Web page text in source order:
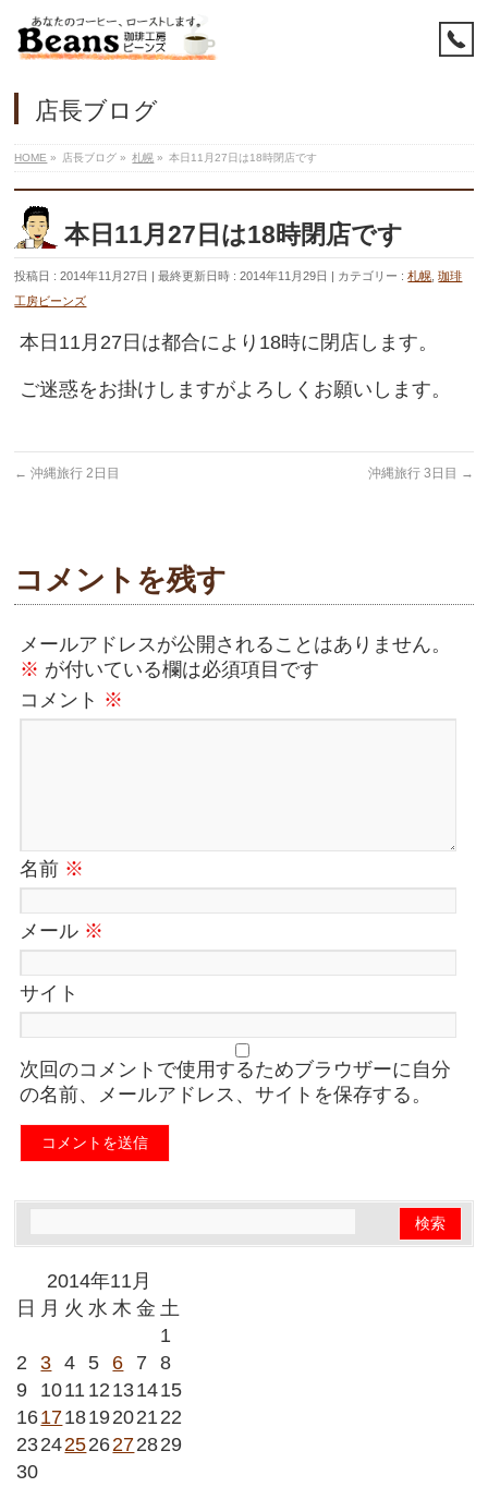
店長ブログ
HOME » 店長ブログ » 札幌 » 本日11月27日は18時閉店です
本日11月27日は18時閉店です
投稿日 : 2014年11月27日 最終更新日時 : 2014年11月29日 カテゴリー :札幌 ,珈琲
工房ビーンズ
本日11月27日は都合により18時に閉店します。
ご迷惑をお掛けしますがよろしくお願いします。
← 沖縄旅行 2日目 沖縄旅行 3日目 →
コメントを残す
メールアドレスが公開されることはありません。
※ が付いている欄は必須項目です
コメント ※
名前 ※
メール ※
サイト
次回のコメントで使用するためブラウザーに自分
の名前、メールアドレス、サイトを保存する。
2014年11月
日 月 火 水 木 金 土
1
2
3 4 5 6 7
8
9
1011 12 131415
16171819202122
23242526272829
30